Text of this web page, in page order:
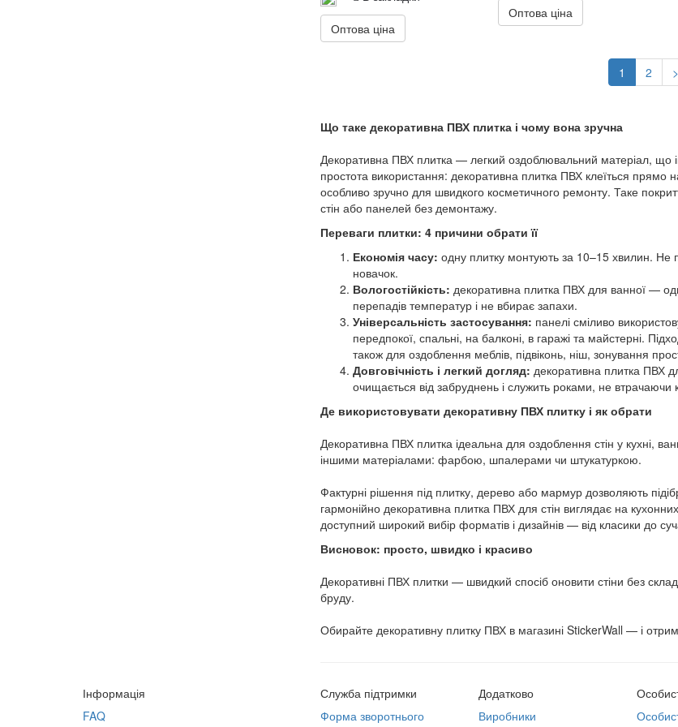
Оптова ціна
Оптова ціна
1 2 >
Що таке декоративна ПВХ плитка і чому вона зручна
Декоративна ПВХ плитка — легкий оздоблювальний матеріал, що
простота використання: декоративна плитка ПВХ клеїться прямо
особливо зручно для швидкого косметичного ремонту. Таке
стін або панелей без демонтажу.
Переваги плитки: 4 причини обрати її
Економія часу: одну плитку монтують за 10–15 хвилин. Не
новачок.
Вологостійкість: декоративна плитка ПВХ для ванної —
перепадів температур і не вбирає запахи.
Універсальність застосування: панелі сміливо
передпокої, спальні, на балконі, в гаражі та майстерні.
також для оздоблення меблів, підвіконь, ніш, зонування
Довговічність і легкий догляд: декоративна плитка ПВХ
очищається від забруднень і служить роками, не втрачаючи
Де використовувати декоративну ПВХ плитку і як обрати
Декоративна ПВХ плитка ідеальна для оздоблення стін у кухні,
іншими матеріалами: фарбою, шпалерами чи штукатуркою.
Фактурні рішення під плитку, дерево або мармур дозволяють
гармонійно декоративна плитка ПВХ для стін виглядає на
доступний широкий вибір форматів і дизайнів — від класики до
Висновок: просто, швидко і красиво
Декоративні ПВХ плитки — швидкий спосіб оновити стіни без
бруду.
Обирайте декоративну плитку ПВХ в магазині StickerWall — і
Інформація
FAQ
Служба підтримки
Форма зворотнього
Додатково
Виробники